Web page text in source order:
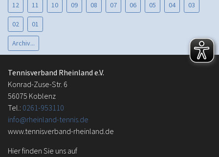
12 11 10 09 08 07 06 05 04 03
02 01
Archiv...
Tennisverband Rheinland e.V.
Konrad-Zuse-Str. 6
56075 Koblenz
Tel.: 0261-953110
info@rheinland-tennis.de
www.tennisverband-rheinland.de
Hier finden Sie uns auf